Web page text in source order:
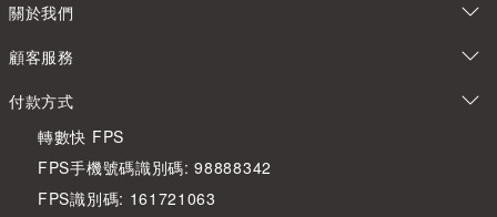
關於我們
顧客服務
付款方式
轉數快 FPS
FPS手機號碼識別碼: 98888342
FPS識別碼: 161721063